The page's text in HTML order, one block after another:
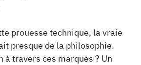
prouesse technique, la vraie
presque de la philosophie.
à travers ces marques ? Un